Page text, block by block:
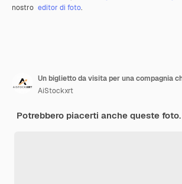
nostro editor di foto.
AiStockxrt
Potrebbero piacerti anche queste foto.